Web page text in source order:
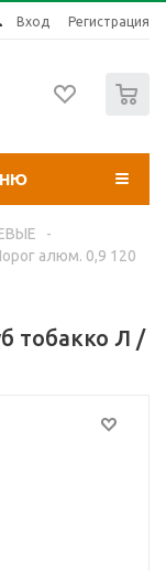
Вход Регистрация
-
алюм. 0,9 120
тобакко Л /